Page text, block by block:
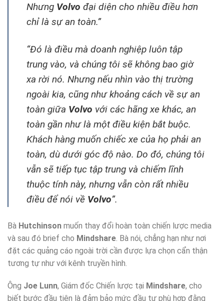
Nhưng Volvo đại diện cho nhiều điều hơn
chỉ là sự an toàn.”
“Đó là điều mà doanh nghiệp luôn tập
trung vào, và chúng tôi sẽ không bao giờ
xa rời nó. Nhưng nếu nhìn vào thị trường
ngoài kia, cũng như khoảng cách về sự an
toàn giữa Volvo với các hãng xe khác, an
toàn gần như là một điều kiện bắt buộc.
Khách hàng muốn chiếc xe của họ phải an
toàn, dù dưới góc độ nào. Do đó, chúng tôi
vẫn sẽ tiếp tục tập trung và chiếm lĩnh
thuộc tính này, nhưng vẫn còn rất nhiều
điều để nói về Volvo”.
Bà Hutchinson muốn thay đổi hoàn toàn chiến lược media
và sau đó brief cho Mindshare . Bà nói, chẳng hạn như nơi
đặt các quảng cáo ngoài trời cần được lựa chọn cẩn thận
tương tự như với kênh truyền hình.
Ông Joe Lunn, Giám đốc Chiến lược tại Mindshare, cho
biết bước đầu tiên là đảm bảo mức đầu tư phù hợp đằng